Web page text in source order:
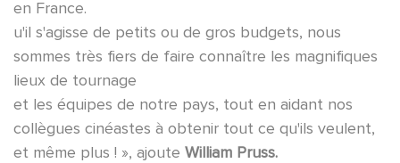
en France.
u'il s'agisse de petits ou de gros budgets, nous
sommes très fiers de faire connaître les magnifiques
lieux de tournage
et les équipes de notre pays, tout en aidant nos
collègues cinéastes à obtenir tout ce qu'ils veulent,
et même plus ! », ajoute William Pruss.